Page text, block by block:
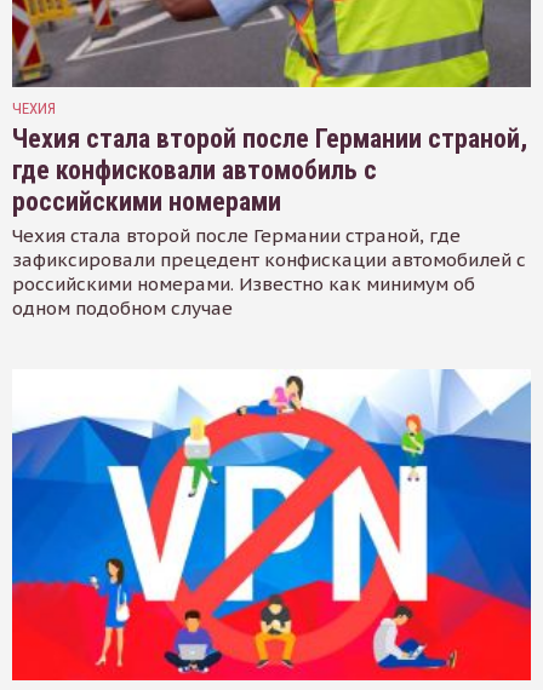
ЧЕХИЯ
Чехия стала второй после Германии страной,
где конфисковали автомобиль с
российскими номерами
Чехия стала второй после Германии страной, где
зафиксировали прецедент конфискации автомобилей с
российскими номерами. Известно как минимум об
одном подобном случае